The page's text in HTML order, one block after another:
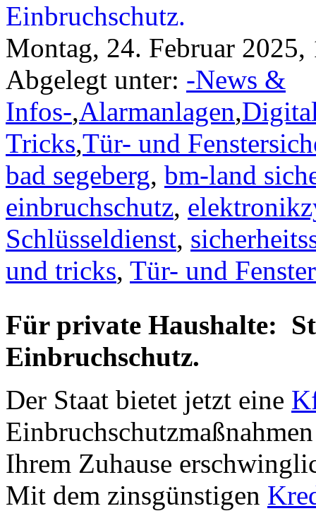
Einbruchschutz.
Montag, 24. Februar 2025,
Abgelegt unter: -News &
Infos-,Alarmanlagen,
Tricks,Tür- und
bad segeberg, bm-land
einbruchschutz,
Schlüsseldienst,
und tricks, Tür- und
Für private Haushalte:
Einbruchschutz.
Der Staat bietet jetzt eine
Ihrem Zuhause
Mit dem zinsgünstigen